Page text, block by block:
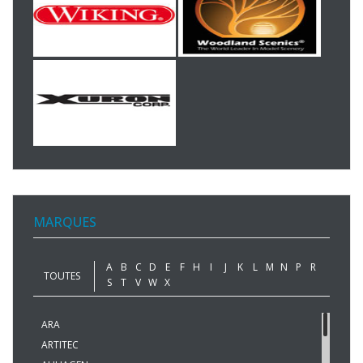
MARQUES
TOUTES
A B C D E F H I J K L M N P
R
S
T V W X
ARA
ARTITEC